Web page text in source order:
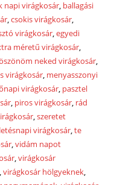
napi virágkosár, ballagási
,csokis virágkosár,
virágkosár,egyedi
méretű virágkosár,
neked virágkosár,
virágkosár, menyasszonyi
virágkosár, pasztel
, piros virágkosár, rád
,szeretet
virágkosár,te
,vidám napot
,virágkosár
,virágkosár hölgyeknek,